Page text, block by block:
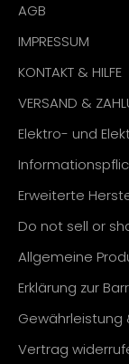
AGB
IMPRESSUM
KONTAKT & HILFE
VERSAND &
Elektro- und
Erweiterte
Do not sell or
Allgemeine
Erklärung zur
Gewährleistung
Vertrag